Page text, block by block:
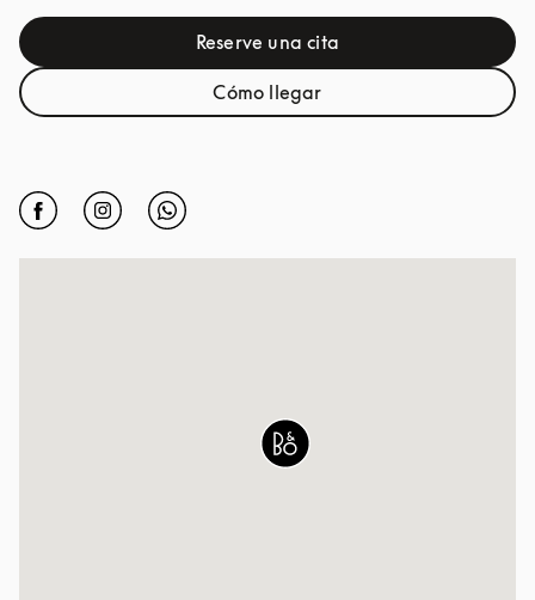
Reserve una citaLink Opens in New Tab
Cómo llegarLink Opens in New Tab
Click to open Facebook
Link Opens in New Tab
Click to open Instagram
Link Opens in New Tab
Click to open Whatsapp
Link Opens in New Tab